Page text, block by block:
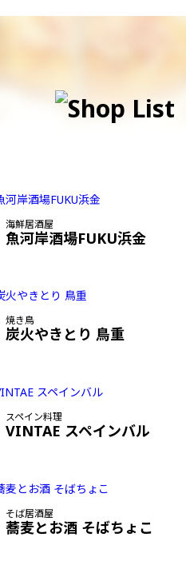
海鮮居酒屋
魚河岸酒場FUKU浜金
焼き鳥
炭火やきとり 鳥重
スペイン料理
VINTAE スペインバル
そば居酒屋
蕎麦とお酒 そばちょこ